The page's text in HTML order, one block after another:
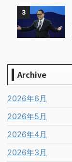
3
Archive
2026年6月
2026年5月
2026年4月
2026年3月